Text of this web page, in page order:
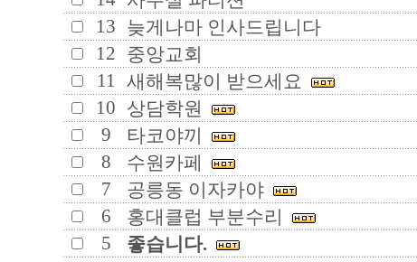
13 늦게나마 인사드립니다
12 중앙교회
11 새해복많이 받으세요
10 상담학원
9
타코야끼
8
수원카페
7
공릉동 이자카야
6
홍대클럽 부분수리
5
좋습니다.